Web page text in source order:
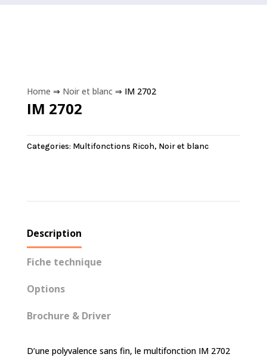
Home ⇒ Noir et blanc⇒ IM 2702
IM 2702
Categories: Multifonctions Ricoh, Noir et blanc
Description
Fiche technique
Options
Brochure & Driver
D’une polyvalence sans fin, le multifonction IM 2702